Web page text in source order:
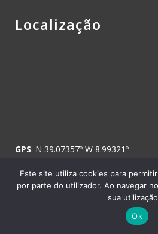
Localização
GPS: N 39.07357º W 8.99321º
Copyright © 2008 Telcabo,
Este site utiliza cookies para
por parte do utilizador. Ao navegar
sua
Ok